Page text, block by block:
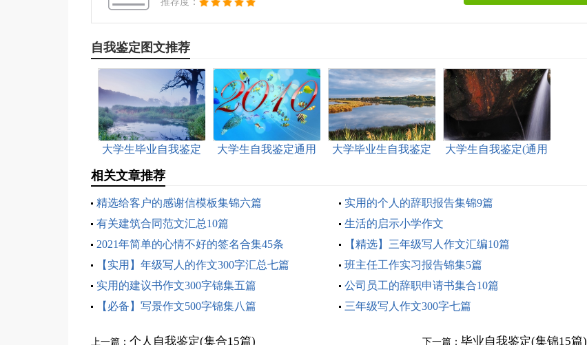
自我鉴定图文推荐
大学生毕业自我鉴定
大学生自我鉴定通用
大学毕业生自我鉴定
大学生自我鉴定(通用
相关文章推荐
精选给客户的感谢信模板集锦六篇
实用的个人的辞职报告集锦9篇
有关建筑合同范文汇总10篇
生活的启示小学作文
2021年简单的心情不好的签名合集45条
【精选】三年级写人作文汇编10篇
【实用】年级写人的作文300字汇总七篇
班主任工作实习报告锦集5篇
实用的建议书作文300字锦集五篇
公司员工的辞职申请书集合10篇
【必备】写景作文500字锦集八篇
三年级写人作文300字七篇
上一篇： 个人自我鉴定(集合15篇) 下一篇： 毕业自我鉴定(集锦15篇)